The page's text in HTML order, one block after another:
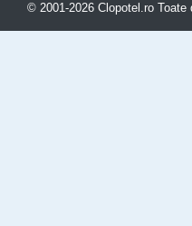
© 2001-2026 Clopotel.ro Toate